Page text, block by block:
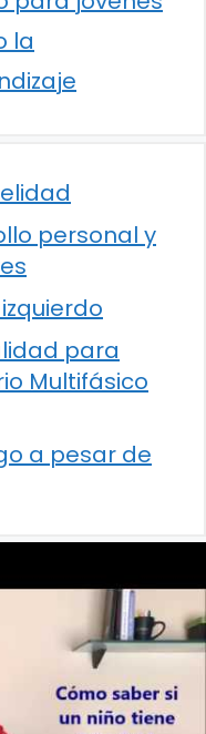
la
personal y
para
Multifásico
a pesar de